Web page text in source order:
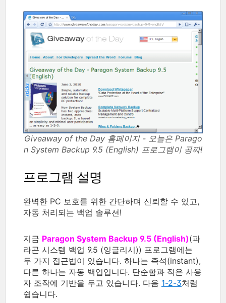
Giveaway of the Day 홈페이지 - 오늘은 Parago
n System Backup 9.5 (English) 프로그램이 공짜!
프로그램 설명
완벽한 PC 보호를 위한 간단하며 신뢰할 수 있고,
자동 처리되는 백업 솔루션!
지금 Paragon System Backup 9.5 (English)(파
라곤 시스템 백업 9.5 (잉글리시)) 프로그램에는
두 가지 접근법이 있습니다. 하나는 즉석(instant),
다른 하나는 자동 백업입니다. 단순함과 적은 사용
자 조작에 기반을 두고 있습니다. 다음 1-2-3처럼
쉽습니다.